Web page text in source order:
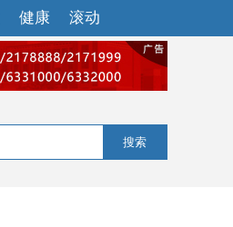
健康 滚动
搜索